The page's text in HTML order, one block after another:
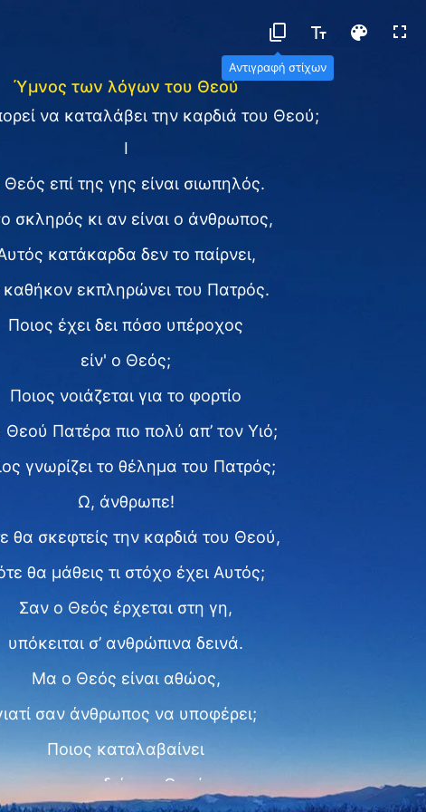
Αντιγραφή στίχων
Ύμνος των λόγων του Θεού
να καταλάβει την καρδιά του Θεού;
Ⅰ
επί της γης είναι σιωπηλός.
σκληρός κι αν είναι ο άνθρωπος,
κατάκαρδα δεν το παίρνει,
καθήκον εκπληρώνει του Πατρός.
Ποιος έχει δει πόσο υπέροχος
είν' ο Θεός;
Ποιος νοιάζεται για το φορτίο
Θεού Πατέρα πιο πολύ απ’ τον Υιό;
γνωρίζει το θέλημα του Πατρός;
Ω, άνθρωπε!
θα σκεφτείς την καρδιά του Θεού,
θα μάθεις τι στόχο έχει Αυτός;
Σαν ο Θεός έρχεται στη γη,
υπόκειται σ’ ανθρώπινα δεινά.
Μα ο Θεός είναι αθώος,
σαν άνθρωπος να υποφέρει;
Ποιος καταλαβαίνει
την καρδιά του Θεού;